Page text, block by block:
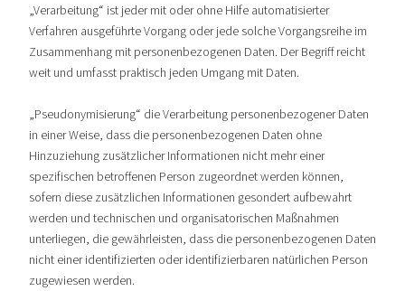
„Verarbeitung“ ist jeder mit oder ohne Hilfe automatisierter
Verfahren ausgeführte Vorgang oder jede solche Vorgangsreihe im
Zusammenhang mit personenbezogenen Daten. Der Begriff reicht
weit und umfasst praktisch jeden Umgang mit Daten.
„Pseudonymisierung“ die Verarbeitung personenbezogener Daten
in einer Weise, dass die personenbezogenen Daten ohne
Hinzuziehung zusätzlicher Informationen nicht mehr einer
spezifischen betroffenen Person zugeordnet werden können,
sofern diese zusätzlichen Informationen gesondert aufbewahrt
werden und technischen und organisatorischen Maßnahmen
unterliegen, die gewährleisten, dass die personenbezogenen Daten
nicht einer identifizierten oder identifizierbaren natürlichen Person
zugewiesen werden.